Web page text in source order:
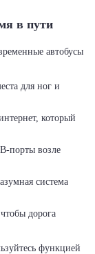
в пути
автобусы
для ног и
который
порты возле
система
дорога
функцией